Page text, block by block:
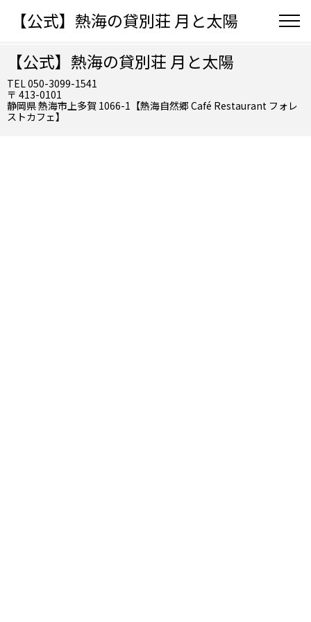
【公式】熱海の貸別荘 月と太陽
【公式】熱海の貸別荘 月と太陽
TEL 050-3099-1541
〒 413-0101
静岡県 熱海市上多賀 1066-1【熱海自然郷 Café Restaurant フォレ
ストカフェ】